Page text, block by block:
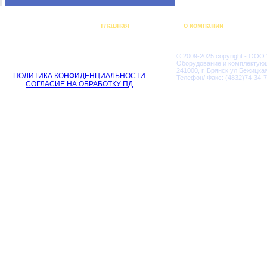
главная о компании
ПОЛИТИКА КОНФИДЕНЦИАЛЬНОСТИ
СОГЛАСИЕ НА ОБРАБОТКУ ПД
© 2009-2025 copyright - ООО
Оборудование и
241000, г. Брянск
Телефон/ Факс: (4832)74-34-